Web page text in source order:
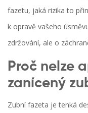
fazetu, jaká rizika to
k opravě vašeho
zdržování, ale o
Proč nelze
zanícený
Zubní fazeta je tenká